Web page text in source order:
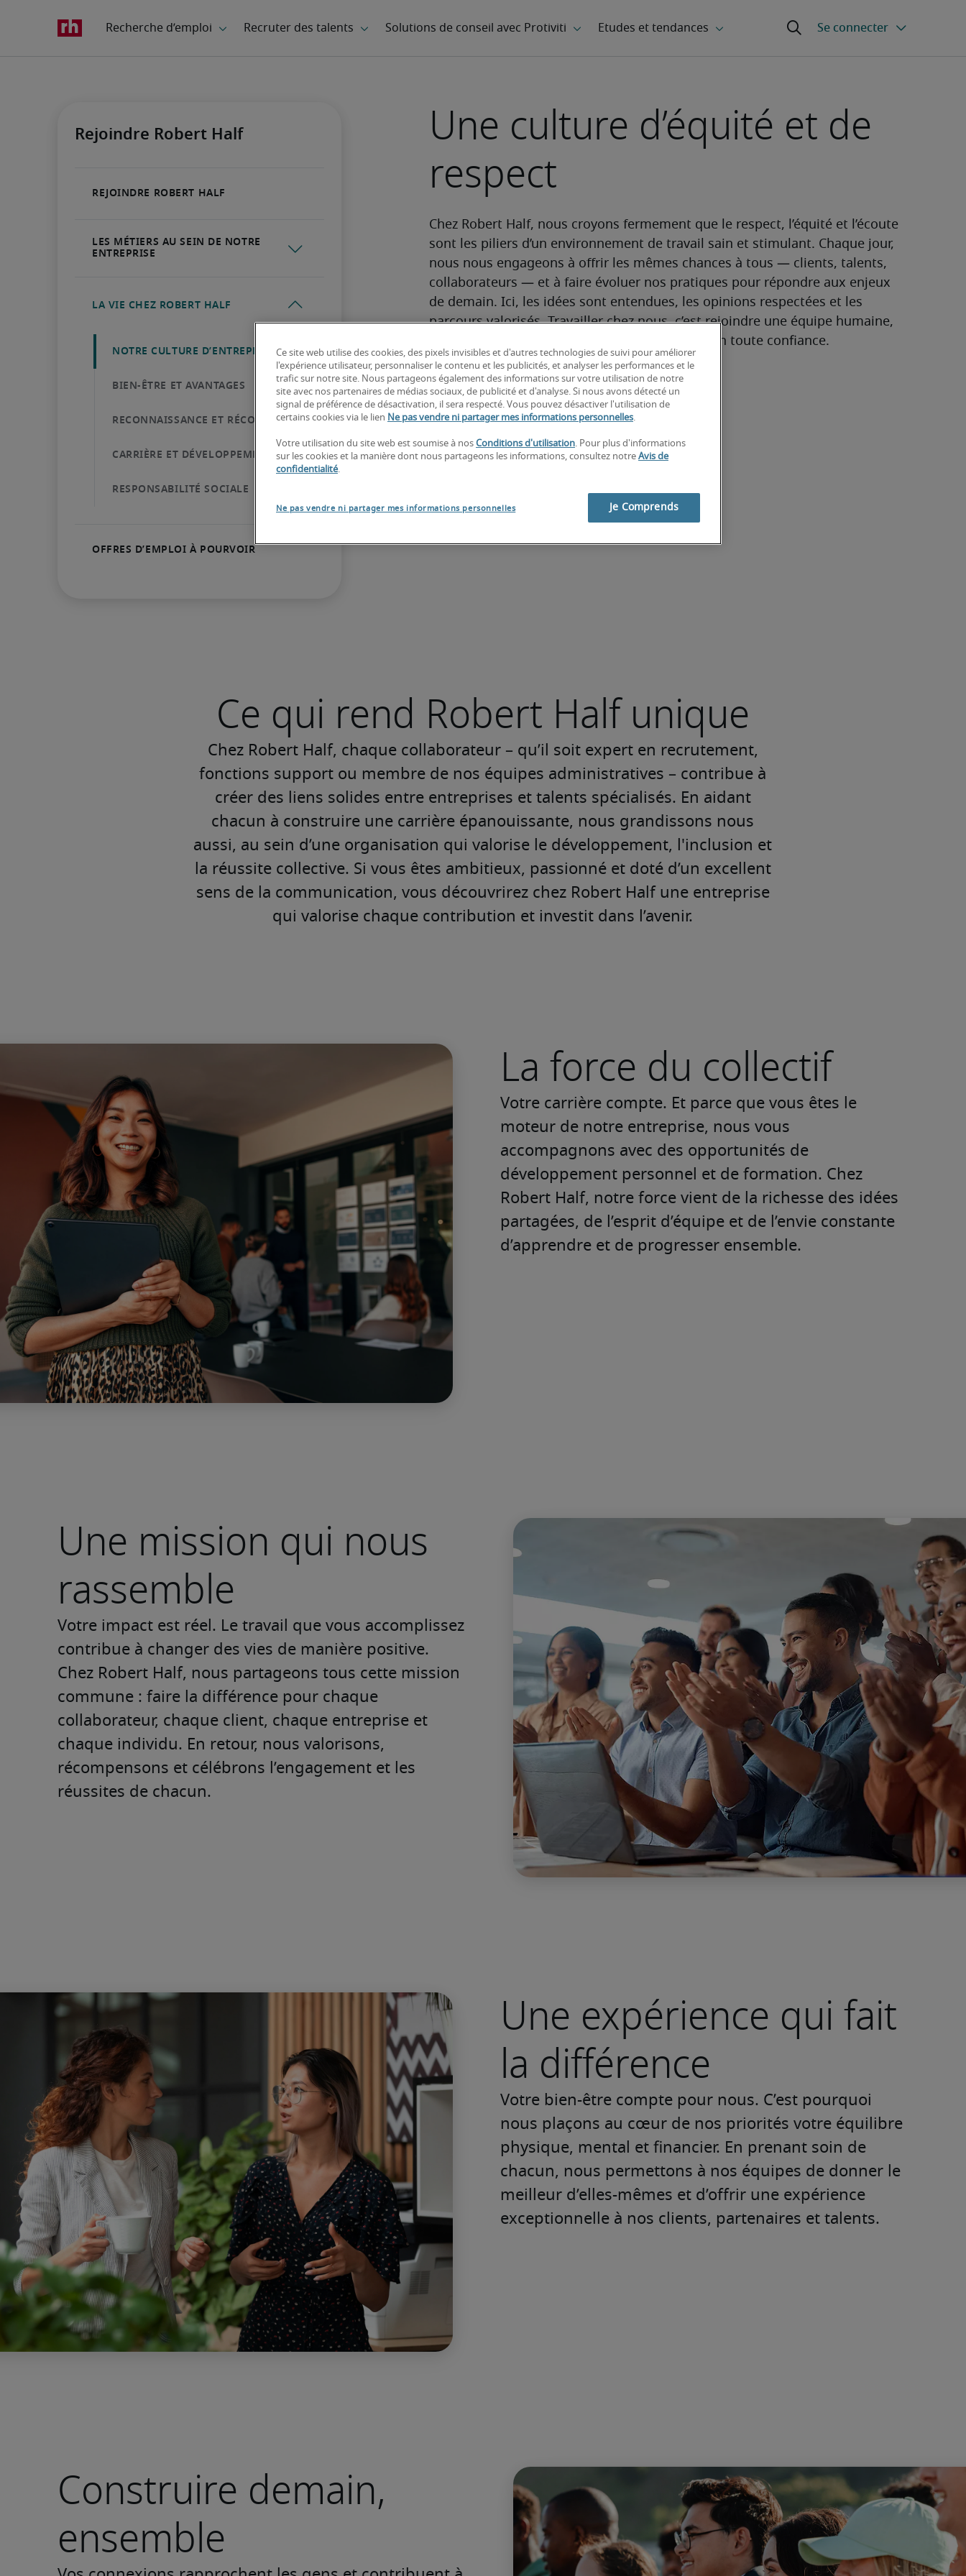
Une culture d’équité et de
respect
Consultez nos offres
Chez Robert Half, nous croyons fermement que le respect, l’équité et l’écoute
sont les piliers d’un environnement de travail sain et stimulant. Chaque jour,
nous nous engageons à offrir les mêmes chances à tous — clients, talents,
collaborateurs — et à faire évoluer nos pratiques pour répondre aux enjeux
de demain. Ici, les idées sont entendues, les opinions respectées et les
parcours valorisés. Travailler chez nous, c’est rejoindre une équipe humaine,
ouverte et engagée, où l’on avance ensemble, en toute confiance.
Ce qui rend Robert Half unique
Chez Robert Half, chaque collaborateur – qu’il soit expert en recrutement,
fonctions support ou membre de nos équipes administratives – contribue à
créer des liens solides entre entreprises et talents spécialisés. En aidant
chacun à construire une carrière épanouissante, nous grandissons nous
aussi, au sein d’une organisation qui valorise le développement, l'inclusion et
la réussite collective. Si vous êtes ambitieux, passionné et doté d’un excellent
sens de la communication, vous découvrirez chez Robert Half une entreprise
qui valorise chaque contribution et investit dans l’avenir.
La force du collectif
Votre carrière compte. Et parce que vous êtes le
moteur de notre entreprise, nous vous
accompagnons avec des opportunités de
développement personnel et de formation. Chez
Robert Half, notre force vient de la richesse des idées
partagées, de l’esprit d’équipe et de l’envie constante
d’apprendre et de progresser ensemble.
Une mission qui nous
rassemble
Votre impact est réel. Le travail que vous accomplissez
contribue à changer des vies de manière positive.
Chez Robert Half, nous partageons tous cette mission
commune : faire la différence pour chaque
collaborateur, chaque client, chaque entreprise et
chaque individu. En retour, nous valorisons,
récompensons et célébrons l’engagement et les
réussites de chacun.
Une expérience qui fait
la différence
Votre bien-être compte pour nous. C’est pourquoi
nous plaçons au cœur de nos priorités votre équilibre
physique, mental et financier. En prenant soin de
chacun, nous permettons à nos équipes de donner le
meilleur d’elles-mêmes et d’offrir une expérience
exceptionnelle à nos clients, partenaires et talents.
Construire demain,
ensemble
Ce site web utilise des cookies, des pixels invisibles et d'autres technologies de suivi pour améliorer
l'expérience utilisateur, personnaliser le contenu et les publicités, et analyser les performances et le
trafic sur notre site. Nous partageons également des informations sur votre utilisation de notre
site avec nos partenaires de médias sociaux, de publicité et d'analyse. Si nous avons détecté un
signal de préférence de désactivation, il sera respecté. Vous pouvez désactiver l'utilisation de
certains cookies via le lien Ne pas vendre ni partager mes informations personnelles.
Votre utilisation du site web est soumise à nos Conditions d'utilisation. Pour plus d'informations
sur les cookies et la manière dont nous partageons les informations, consultez notre Avis de
confidentialité.
Ne pas vendre ni partager mes informations personnelles Je Comprends